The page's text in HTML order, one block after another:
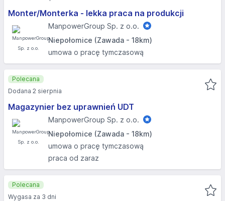
Monter/Monterka - lekka praca na produkcji
ManpowerGroup Sp. z o.o.
Niepołomice (Zawada - 18km)
umowa o pracę tymczasową
Magazynier bez uprawnień UDT
ManpowerGroup Sp. z o.o.
Niepołomice (Zawada - 18km)
umowa o pracę tymczasową
praca od zaraz
Polecana
Dodana 2 sierpnia
Polecana
Wygasa za 3 dni